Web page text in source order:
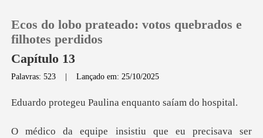
Ecos do lobo prateado: votos quebrados e
filhotes perdidos
Capítulo 13
Palavras: 523 |Lançado em: 25/10/2025
Paulina enquanto
tiu que eu precisava ser